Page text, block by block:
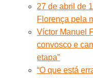
27 de abril de
Florença pela
Víctor Manuel
convosco e
etapa”
“O que está